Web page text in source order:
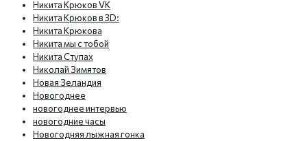
Никита Крюков VK
Никита Крюков в 3D:
Никита Крюкова
Никита мы с тобой
Никита Ступах
Николай Зимятов
Новая Зеландия
Новогоднее
новогоднее интервью
новогодние часы
Новогодняя лыжная гонка